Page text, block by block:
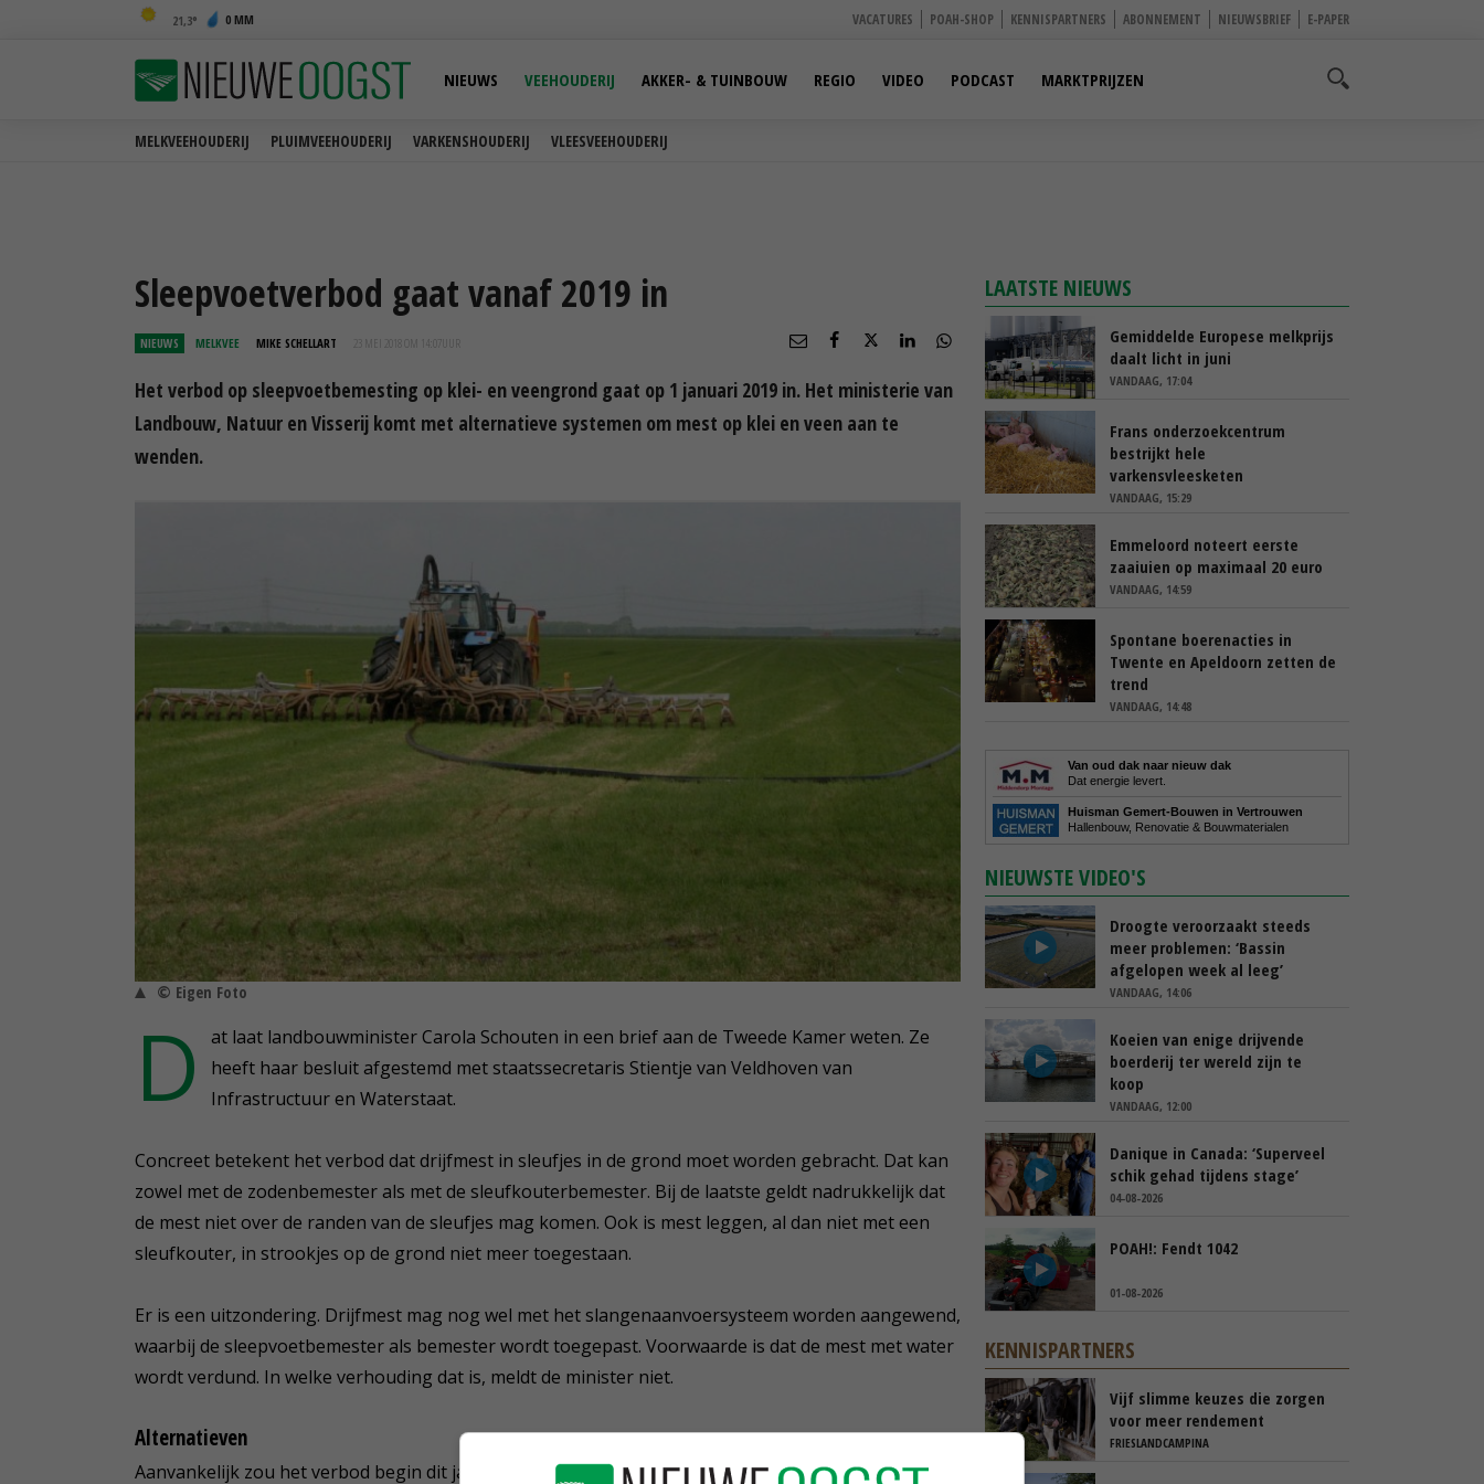
21,3 0 MM VACATURES POAH-SHOP KENNISPARTNERS ABONNEMENT NIEUWSBRIEF E-PAPER
MELKVEEHOUDERIJ PLUIMVEEHOUDERIJ VARKENSHOUDERIJ VLEESVEEHOUDERIJ
NIEUWS VEEHOUDERIJ AKKER- & TUINBOUW REGIO VIDEO PODCAST MARKTPRIJZEN
Sleepvoetverbod gaat vanaf 2019 in
NIEUWS MELKVEE MIKE SCHELLART 23 MEI 2018 OM 14:07
Het verbod op sleepvoetbemesting op klei- en veengrond gaat op 1 januari 2019 in. Het ministerie van
Landbouw, Natuur en Visserij komt met alternatieve systemen om mest op klei en veen aan te
wenden.
© Eigen Foto
D
at laat landbouwminister Carola Schouten in een brief aan de Tweede Kamer weten. Ze
heeft haar besluit afgestemd met staatssecretaris Stientje van Veldhoven van
Infrastructuur en Waterstaat.
Concreet betekent het verbod dat drijfmest in sleufjes in de grond moet worden gebracht. Dat kan
zowel met de zodenbemester als met de sleufkouterbemester. Bij de laatste geldt nadrukkelijk dat
de mest niet over de randen van de sleufjes mag komen. Ook is mest leggen, al dan niet met een
sleufkouter, in strookjes op de grond niet meer toegestaan.
Er is een uitzondering. Drijfmest mag nog wel met het slangenaanvoersysteem worden aangewend,
waarbij de sleepvoetbemester als bemester wordt toegepast. Voorwaarde is dat de mest met water
wordt verdund. In welke verhouding dat is, meldt de minister niet.
Alternatieven
Aanvankelijk zou het verbod begin dit jaar ingaan, maar dat is uitgesteld omdat er onvoldoende
LAATSTE NIEUWS
Gemiddelde Europese melkprijs
daalt licht in juni
VANDAAG, 17:04
Frans onderzoekcentrum
bestrijkt hele
varkensvleesketen
VANDAAG, 15:29
Emmeloord noteert eerste
zaaiuien op maximaal 20 euro
VANDAAG, 14:59
Spontane boerenacties in
Twente en Apeldoorn zetten de
trend
VANDAAG, 14:48
Van oud dak naar nieuw dak
Dat energie levert.
Huisman Gemert-Bouwen in Vertrouwen
Hallenbouw, Renovatie & Bouwmaterialen
NIEUWSTE VIDEO'S
Droogte veroorzaakt steeds
meer problemen: ‘Bassin
afgelopen week al leeg’
VANDAAG, 14:06
Koeien van enige drijvende
boerderij ter wereld zijn te
koop
VANDAAG, 12:00
Danique in Canada: ‘Superveel
schik gehad tijdens stage’
04-08-2026
POAH!: Fendt 1042
01-08-2026
KENNISPARTNERS
Vijf slimme keuzes die zorgen
voor meer rendement
FRIESLANDCAMPINA